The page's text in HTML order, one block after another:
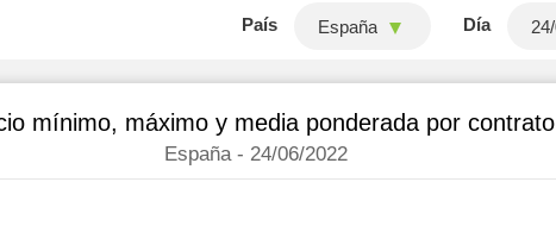
País España Día
mínimo, máximo y media ponderada por contrato
España - 24/06/2022